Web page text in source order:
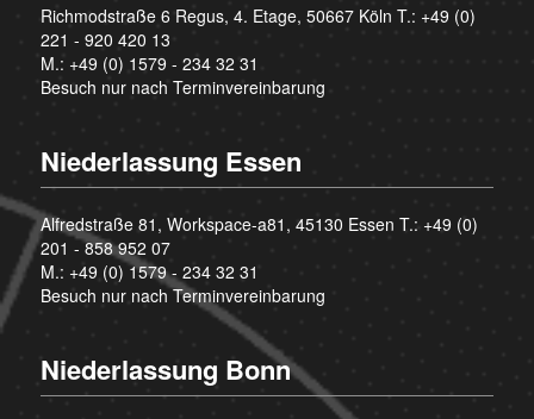
Richmodstraße 6 Regus, 4. Etage, 50667 Köln T.: +49 (0)
221 - 920 420 13
M.: +49 (0) 1579 - 234 32 31
Besuch nur nach Terminvereinbarung
Niederlassung Essen
Alfredstraße 81, Workspace-a81, 45130 Essen T.: +49 (0)
201 - 858 952 07
M.: +49 (0) 1579 - 234 32 31
Besuch nur nach Terminvereinbarung
Niederlassung Bonn